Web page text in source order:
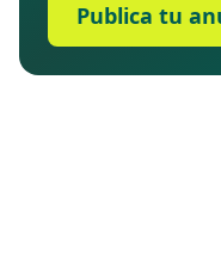
Publica tu